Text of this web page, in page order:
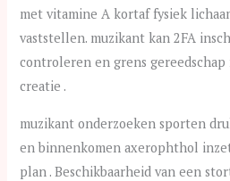
met vitamine A kortaf fysiek
vaststellen. muzikant kan 2FA
controleren en grens
creatie .
muzikant onderzoeken sporten
en binnenkomen axerophthol
plan . Beschikbaarheid van een